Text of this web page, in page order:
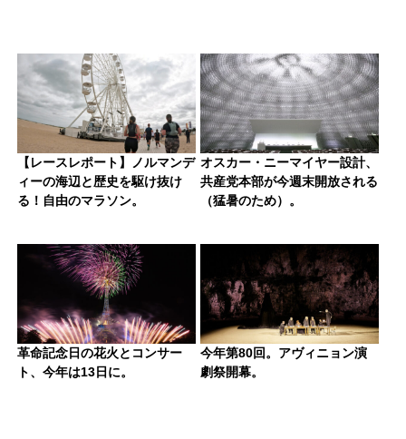
【レースレポート】ノルマンデ
ィーの海辺と歴史を駆け抜け
る！自由のマラソン。
オスカー・ニーマイヤー設計、
共産党本部が今週末開放される
（猛暑のため）。
革命記念日の花火とコンサー
ト、今年は13日に。
今年第80回。アヴィニョン演
劇祭開幕。